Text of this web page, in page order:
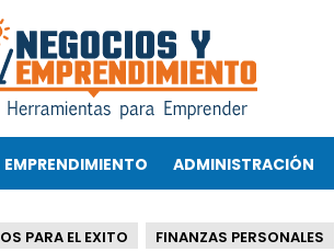
EMPRENDIMIENTO ADMINISTRACIÓN
PARA EL EXITO FINANZAS PERSONALES